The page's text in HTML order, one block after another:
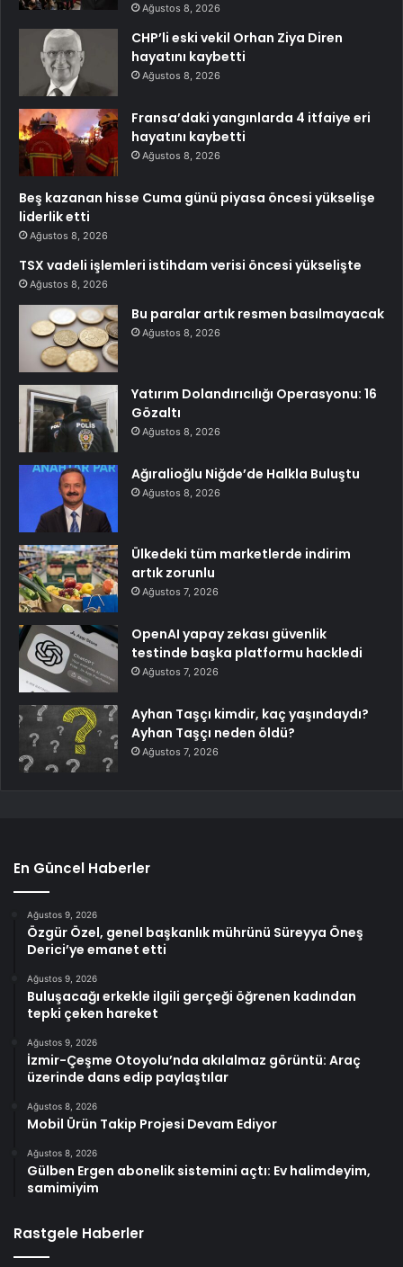
Ağustos 8, 2026
CHP’li eski vekil Orhan Ziya Diren
hayatını kaybetti
Ağustos 8, 2026
Fransa’daki yangınlarda 4 itfaiye eri
hayatını kaybetti
Ağustos 8, 2026
Beş kazanan hisse Cuma günü piyasa öncesi yükselişe
liderlik etti
Ağustos 8, 2026
TSX vadeli işlemleri istihdam verisi öncesi yükselişte
Ağustos 8, 2026
Bu paralar artık resmen basılmayacak
Ağustos 8, 2026
Yatırım Dolandırıcılığı Operasyonu: 16
Gözaltı
Ağustos 8, 2026
Ağıralioğlu Niğde’de Halkla Buluştu
Ağustos 8, 2026
Ülkedeki tüm marketlerde indirim
artık zorunlu
Ağustos 7, 2026
OpenAI yapay zekası güvenlik
testinde başka platformu hackledi
Ağustos 7, 2026
Ayhan Taşçı kimdir, kaç yaşındaydı?
Ayhan Taşçı neden öldü?
Ağustos 7, 2026
En Güncel Haberler
Ağustos 9, 2026
Özgür Özel, genel başkanlık mührünü Süreyya Öneş
Derici’ye emanet etti
Ağustos 9, 2026
Buluşacağı erkekle ilgili gerçeği öğrenen kadından
tepki çeken hareket
Ağustos 9, 2026
İzmir-Çeşme Otoyolu’nda akılalmaz görüntü: Araç
üzerinde dans edip paylaştılar
Ağustos 8, 2026
Mobil Ürün Takip Projesi Devam Ediyor
Ağustos 8, 2026
Gülben Ergen abonelik sistemini açtı: Ev halimdeyim,
samimiyim
Rastgele Haberler